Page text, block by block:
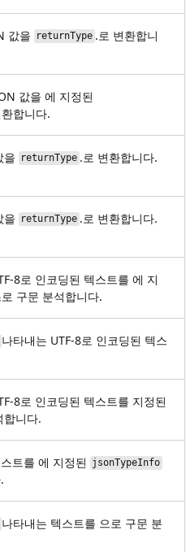
값을 returnType .로 변환합니
값을 에 지정된
합니다.
을 returnType .로 변환합니다.
을 returnType .로 변환합니다.
8로 인코딩된 텍스트를 에 지
구문 분석합니다.
나타내는 UTF-8로 인코딩된 텍스
8로 인코딩된 텍스트를 지정된
합니다.
트를 에 지정된 jsonTypeInfo
나타내는 텍스트를 으로 구문 분